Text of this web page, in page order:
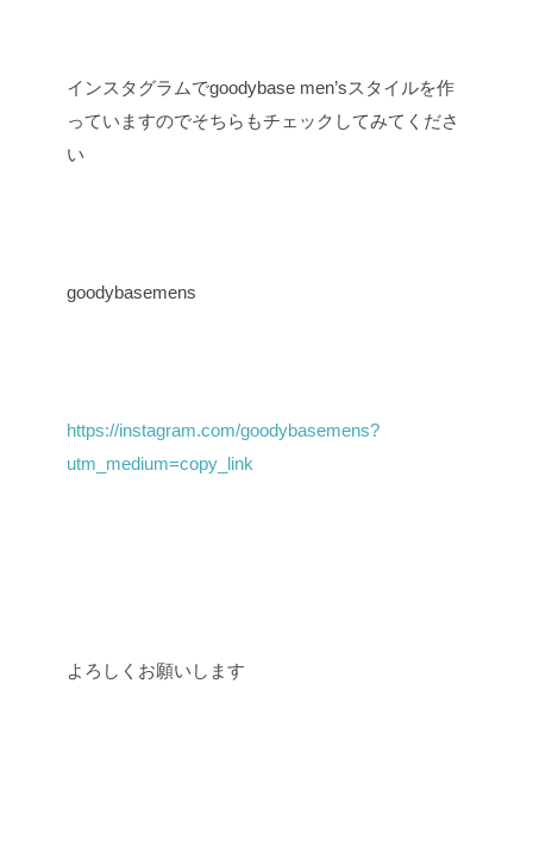
インスタグラムでgoodybase men’sスタイルを作
っていますのでそちらもチェックしてみてくださ
い
goodybasemens
https://instagram.com/goodybasemens?
utm_medium=copy_link
よろしくお願いします